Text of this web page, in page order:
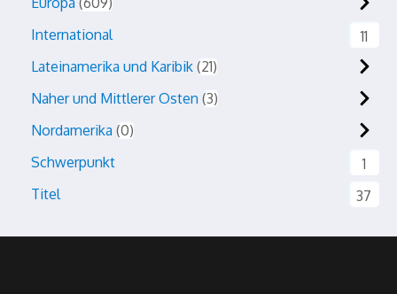
International
11
Lateinamerika und Karibik 21
Naher und Mittlerer Osten 3
Nordamerika 0
Schwerpunkt
1
Titel
37